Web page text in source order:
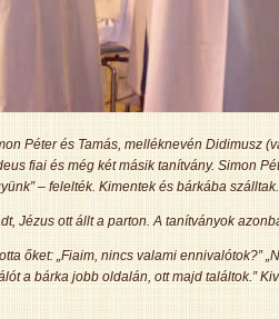
Péter és Tamás, melléknevén Didimusz
fiai és még két másik tanítvány. Simon
– felelték. Kimentek és bárkába
Jézus ott állt a parton. A tanítványok
őket: „Fiaim, nincs valami ennivalótok?”
a bárka jobb oldalán, ott majd találtok.”